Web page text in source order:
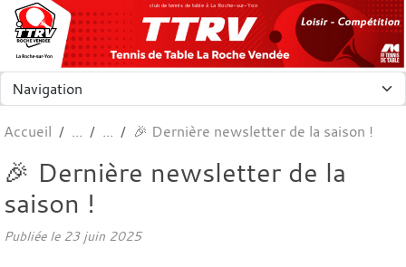
club de tennis de table à La Roche-sur-Yon
Accueil 🎉 Dernière newsletter de la saison !
🎉 Dernière newsletter de la
saison !
Publiée le 23 juin 2025
Panneau de gestion des cookies